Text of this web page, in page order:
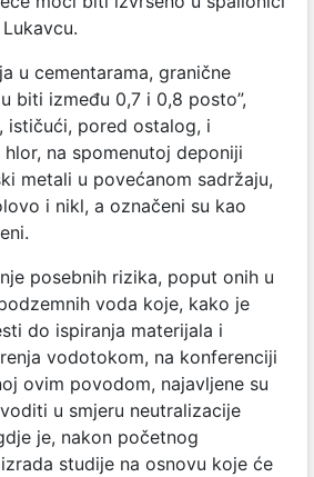
u cementarama, granične
biti između 0,7 i 0,8 posto”,
ističući, pored ostalog, i
na spomenutoj deponiji
metali u povećanom sadržaju,
i nikl, a označeni su kao
posebnih rizika, poput onih u
voda koje, kako je
do ispiranja materijala i
vodotokom, na konferenciji
ovim povodom, najavljene su
u smjeru neutralizacije
je, nakon početnog
studije na osnovu koje će